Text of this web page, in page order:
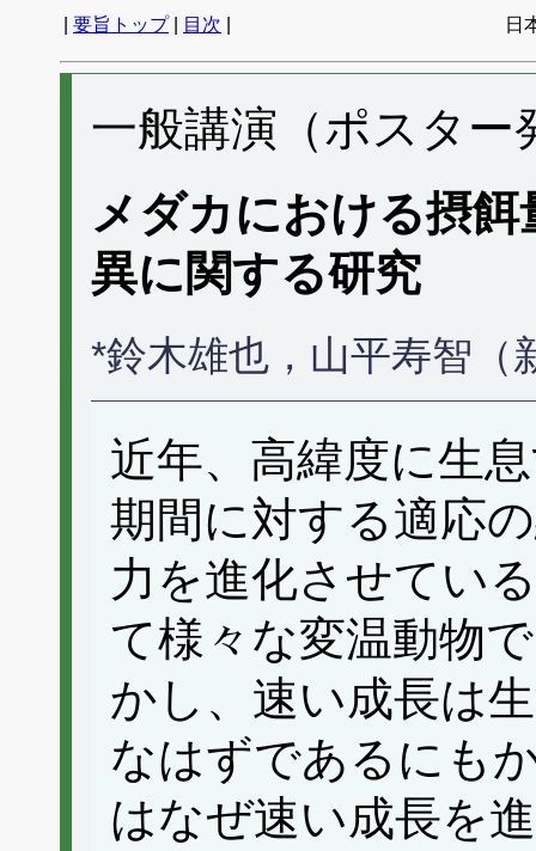
要旨トップ| 目次 日
一般講演（ポスター
メダカにおける摂
異に関する研究
*鈴木雄也，山平寿智（
近年、高緯度に生
期間に対する適応
力を進化させてい
て様々な変温動物
かし、速い成長は
なはずであるにも
はなぜ速い成長を